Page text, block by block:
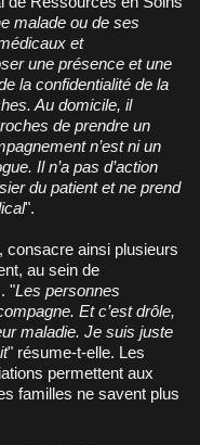
malade ou de ses
et
une présence et une
la confidentialité de la
Au domicile, il
de prendre un
n’est ni un
Il n’a pas d’action
du patient et ne prend
".
consacre ainsi plusieurs
au sein de
"Les personnes
Et c’est drôle,
maladie. Je suis juste
" résume-t-elle. Les
permettent aux
familles ne savent plus